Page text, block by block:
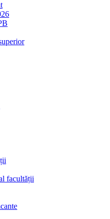
facultății